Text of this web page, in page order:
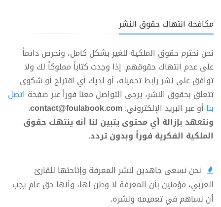
مكافحة انتهاك حقوق النشر
نحن نحترم حقوق الملكية للغير بشكل كامل، ونحرص دائماً
على عدم انتهاك حقوقهم. إذا وجدت كتاباً مملوكاً لك ولا
توافق على نشر رابط تحميله، أو لديك أي اقتراح أو شكوى
تتعلق بحقوق النشر، يرجى التواصل معنا فوراً عبر صفحة اتصل
بنا أو عبر البريد الإلكتروني:contact@foulabook.com
.
ونتعهد بإزالة أي محتوى يتبين لنا أنه ينتهك حقوق
الملكية الفكرية فوراً وبدون تردد.
نحن نسعى جاهدين لنشر المعرفة وإتاحتها للقارئ
العربي، مؤمنين بأن المعرفة لا وطن لها، وأنها حق عام يجب
أن نساهم في تعميمه ونشره.